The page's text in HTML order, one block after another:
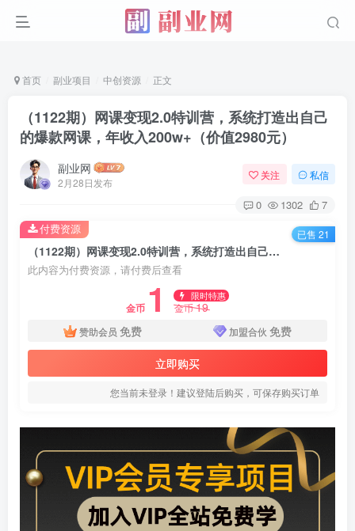
首页 副业项目 中创资源 正文
（1122期）网课变现2.0特训营，系统打造出自己
的爆款网课，年收入200w+（价值2980元）
副业网
2月28日发布
关注 私信
0 1302 7
（1122期）网课变现2.0特训营，系统打造出自己的爆款网课，年收入200w+（价值2980元）
此内容为付费资源，请付费后查看
金币 1 限时特惠
金币19
赞助会员 免费 加盟合伙 免费
立即购买
您当前未登录！建议登陆后购买，可保存购买订单
付费资源 已售 21